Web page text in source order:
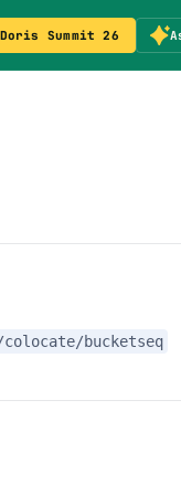
Doris Summit 26
colocate/bucketseq